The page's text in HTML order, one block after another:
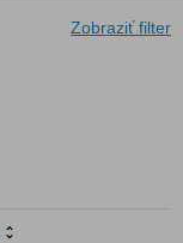
Zobraziť filter